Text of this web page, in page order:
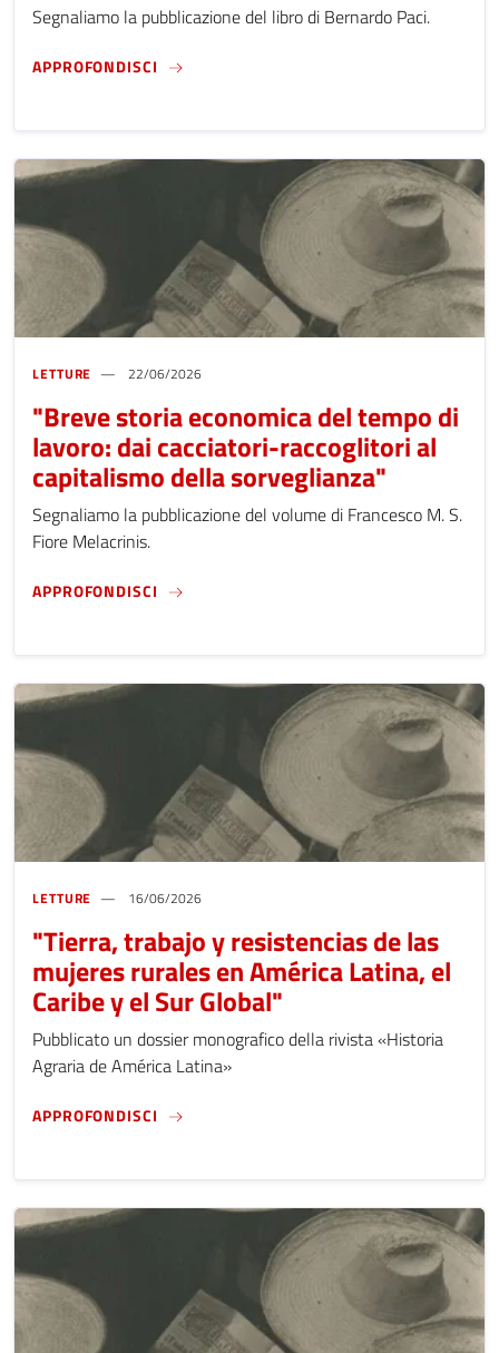
Segnaliamo la pubblicazione del libro di Bernardo Paci.
APPROFONDISCI "SOVEREIGN CORPORATIONS :
LETTURE 22/06/2026
"Breve storia economica del tempo di
lavoro: dai cacciatori-raccoglitori al
capitalismo della sorveglianza"
Segnaliamo la pubblicazione del volume di Francesco M. S.
Fiore Melacrinis.
APPROFONDISCI "BREVE STORIA ECONOMICA DEL TEMPO
LETTURE 16/06/2026
"Tierra, trabajo y resistencias de las
mujeres rurales en América Latina, el
Caribe y el Sur Global"
Pubblicato un dossier monografico della rivista «Historia
Agraria de América Latina»
APPROFONDISCI "TIERRA, TRABAJO Y RESISTENCIAS DE